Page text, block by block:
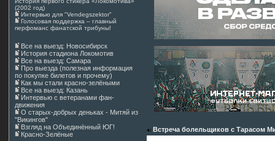
(2002 год)
Интервью для "Vendegszektor"
Голосовая поддержка – главный
перфоманс фанатской трибуны!
Все на выезд: Новосибирск
История стадиона Локомотив
Все на выезд: Самара
Про выезда (полезная информация
по покупке билетов и прочему)
Как мы стали красно-зелёными
Все на выезд: Казань
Интервью с ветеранами фан-
движения
О старых-добрых деньках - Митяй из
"Викингов"
Взгляд на Объединённый ЮГ!
Красно-Зелёные
Встреча болельщиков с Тарасом